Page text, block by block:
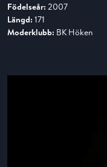
Födelseår: 2007
Längd: 171
Moderklubb: BK Höken